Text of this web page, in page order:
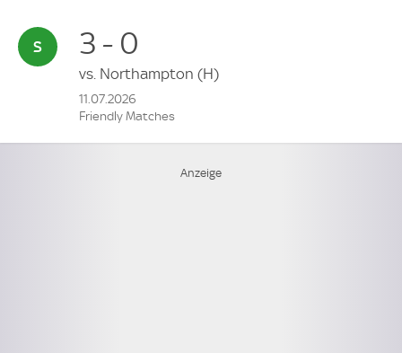
3 - 0
vs. Northampton (H)
11.07.2026
Friendly Matches